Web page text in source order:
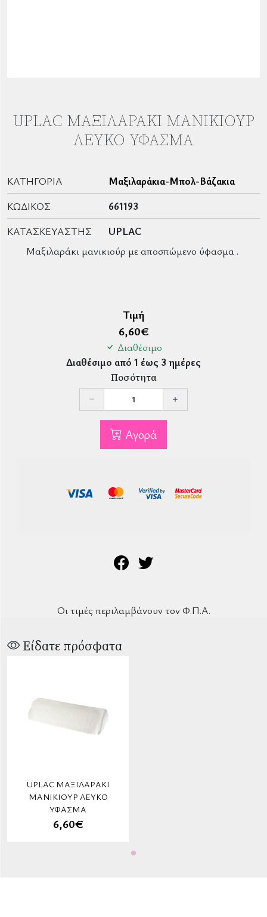
UPLAC ΜΑΞΙΛΑΡΆΚΙ ΜΑΝΙΚΙΟΎΡ
ΛΕΥΚΌ ΎΦΑΣΜΑ
ΚΑΤΗΓΟΡΊΑ
Μαξιλαράκια-Μπολ-Βάζακια
ΚΩΔΙΚΌΣ
661193
ΚΑΤΑΣΚΕΥΑΣΤΉΣ
UPLAC
Μαξιλαράκι μανικιούρ με αποσπώμενο ύφασμα .
Τιμή
6,60€
Διαθέσιμο
Διαθέσιμο από 1 έως 3 ημέρες
Ποσότητα
Αγορά
Οι τιμές περιλαμβάνουν τον Φ.Π.Α.
Είδατε πρόσφατα
UPLAC ΜΑΞΙΛΑΡΆΚΙ
ΜΑΝΙΚΙΟΎΡ ΛΕΥΚΌ
ΎΦΑΣΜΑ
6,60€